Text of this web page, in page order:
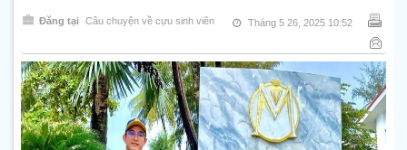
Đăng tại Câu chuyện về cựu sinh viên Tháng 5 26, 2025 10:52